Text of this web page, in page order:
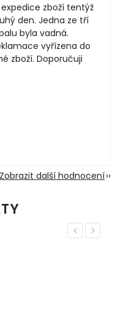
zboží tentýž
den. Jedna ze tří
byla vadná.
vyřízena do
zboží. Doporučuji
Zobrazit další hodnocení
Previous
Next